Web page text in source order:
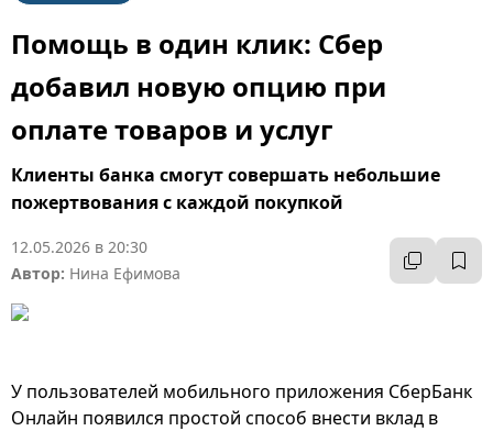
Помощь в один клик: Сбер
добавил новую опцию при
оплате товаров и услуг
Клиенты банка смогут совершать небольшие
пожертвования с каждой покупкой
12.05.2026 в 20:30
Автор: Нина Ефимова
У пользователей мобильного приложения СберБанк
Онлайн появился простой способ внести вклад в